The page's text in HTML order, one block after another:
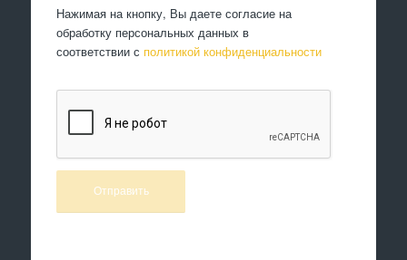
Нажимая на кнопку, Вы даете согласие на
обработку персональных данных в
соответствии с политикой конфиденциальности